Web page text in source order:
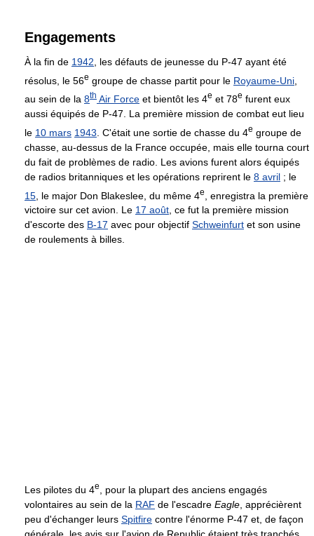
Engagements
À la fin de 1942 , les défauts de jeunesse du P-47 ayant été
résolus, le 56e groupe de chasse partit pour le Royaume-Uni
au sein de la 8th Air Force et bientôt les 4e et 78e furent eux
aussi équipés de P-47. La première mission de combat eut lieu
le 10 mars 1943 . C'était une sortie de chasse du 4e groupe de
chasse, au-dessus de la France occupée, mais elle tourna court
du fait de problèmes de radio. Les avions furent alors équipés
de radios britanniques et les opérations reprirent le 8 avril ; le
15 , le major Don Blakeslee, du même 4e
, enregistra la première
victoire sur cet avion. Le 17 août, ce fut la première mission
d'escorte des B-17 avec pour objectif Schweinfurt et son usine
de roulements à billes.
Les pilotes du 4e
, pour la plupart des anciens engagés
volontaires au sein de la RAF de l'escadre Eagle , apprécièrent
peu d'échanger leurs Spitfire contre l'énorme P-47 et, de façon